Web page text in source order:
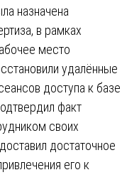
назначена
в рамках
место
удалённые
доступа к базе
факт
своих
достаточное
его к